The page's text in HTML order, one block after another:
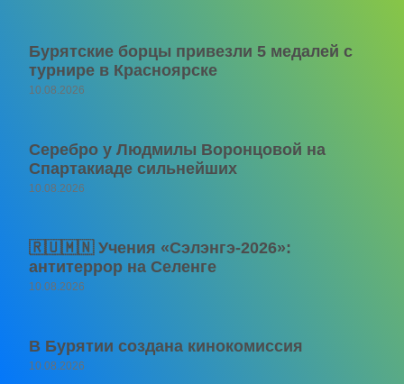
Бурятские борцы привезли 5 медалей с
турнире в Красноярске
10.08.2026
Серебро у Людмилы Воронцовой на
Спартакиаде сильнейших
10.08.2026
🇷🇺🇲🇳 Учения «Сэлэнгэ-2026»:
антитеррор на Селенге
10.08.2026
В Бурятии создана кинокомиссия
10.08.2026